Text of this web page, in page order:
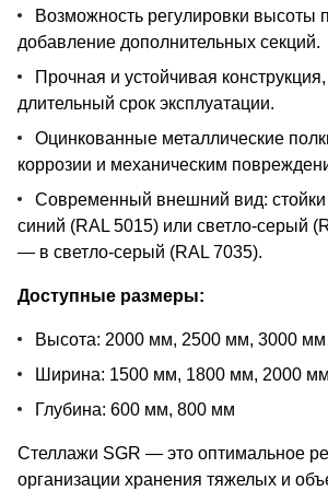
Возможность регулировки высоты
добавление дополнительных секций.
Прочная и устойчивая
длительный срок эксплуатации.
Оцинкованные металлические
коррозии и механическим
Современный внешний вид:
синий (RAL 5015) или светло-серый
— в светло-серый (RAL 7035).
Доступные размеры:
Высота: 2000 мм, 2500 мм, 3000 мм
Ширина: 1500 мм, 1800 мм, 2000 мм
Глубина: 600 мм, 800 мм
Стеллажи SGR — это оптимальное
организации хранения тяжелых и